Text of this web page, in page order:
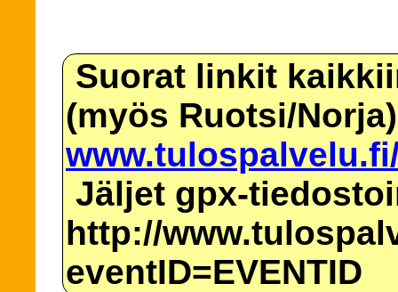
Suorat linkit
(myös Ruotsi/Norja)
Jäljet gpx-
http://
eventID=EVENTID